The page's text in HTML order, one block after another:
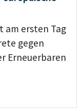
am ersten Tag
gegen
Erneuerbaren